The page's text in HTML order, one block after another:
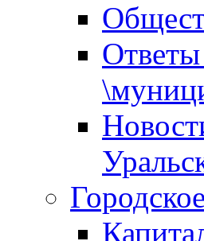
Ответы